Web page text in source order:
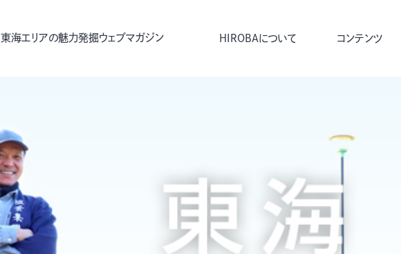
東海エリアの魅力発掘ウェブマガジン HIROBAについて コンテンツ